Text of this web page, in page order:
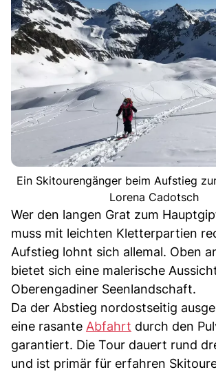
Ein Skitourengänger beim Aufstieg
Lorena Cadotsch
Wer den langen Grat zum
muss mit leichten Kletterpartien
Aufstieg lohnt sich allemal. Oben
bietet sich eine malerische
Oberengadiner Seenlandschaft.
Da der Abstieg nordostseitig
eine rasante Abfahrt durch den
garantiert. Die Tour dauert rund
und ist primär für erfahren